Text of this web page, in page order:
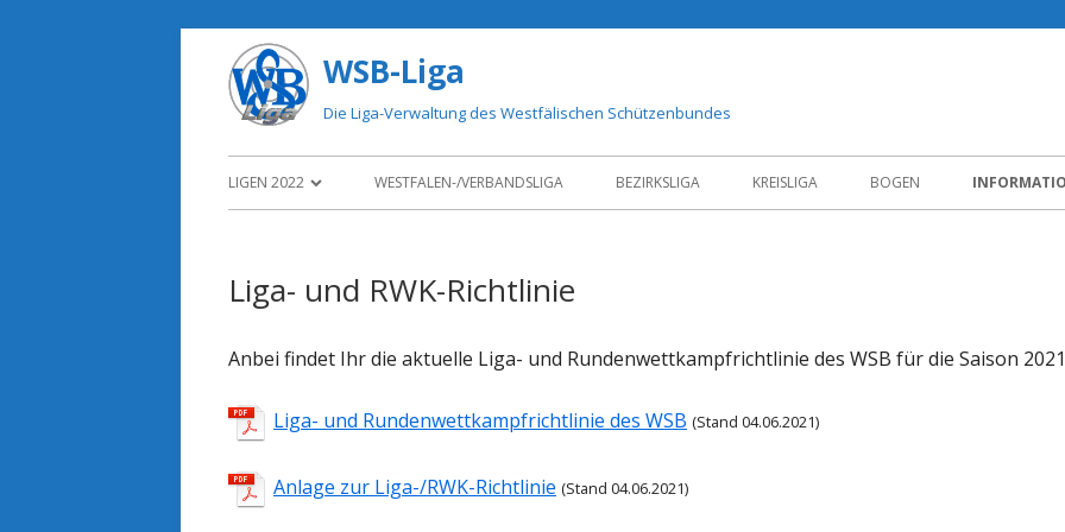
WSB-Liga
Die Liga-Verwaltung des Westfälischen Schützenbundes
Primäres
LIGEN 2022
< LIGEN 2021
WESTFALEN-/VERBANDSLIGA BEZIRKSLIGA KREISLIGA BOGEN
Liga- und RWK-Richtlinie
Anbei findet Ihr die aktuelle Liga- und Rundenwettkampfrichtlinie des WSB für die Saison
Liga- und Rundenwettkampfrichtlinie des WSB (Stand 04.06.2021)
Anlage zur Liga-/RWK-Richtlinie (Stand 04.06.2021)